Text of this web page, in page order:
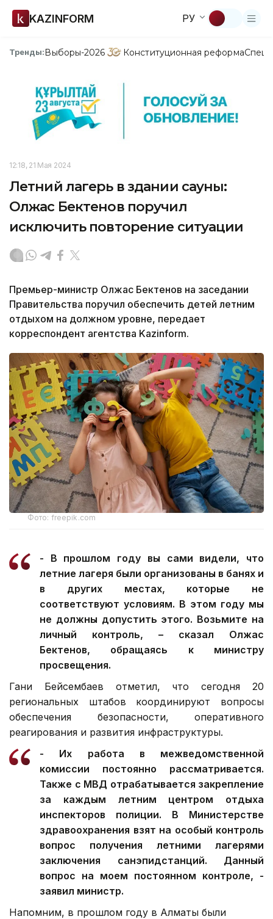
KAZINFORM РУ
Тренды:Выборы-2026 Конституционная реформа
12:18, 21 Мая 2024
Летний лагерь в здании сауны:
Олжас Бектенов поручил
исключить повторение ситуации
Премьер-министр Олжас Бектенов на заседании
Правительства поручил обеспечить детей летним
отдыхом на должном уровне, передает
корреспондент агентства Kazinform.
Фото: freepik.com
- В прошлом году вы сами видели, что
летние лагеря были организованы в банях и
в других местах, которые не
соответствуют условиям. В этом году мы
не должны допустить этого. Возьмите на
личный контроль, – сказал Олжас
Бектенов, обращаясь к министру
просвещения.
Гани Бейсембаев отметил, что сегодня 20
региональных штабов координируют вопросы
обеспечения безопасности, оперативного
реагирования и развития инфраструктуры.
- Их работа в межведомственной
комиссии постоянно рассматривается.
Также с МВД отрабатывается закрепление
за каждым летним центром отдыха
инспекторов полиции. В Министерстве
здравоохранения взят на особый контроль
вопрос получения летними лагерями
заключения санэпидстанций. Данный
вопрос на моем постоянном контроле, -
заявил министр.
Напомним, в прошлом году в Алматы были